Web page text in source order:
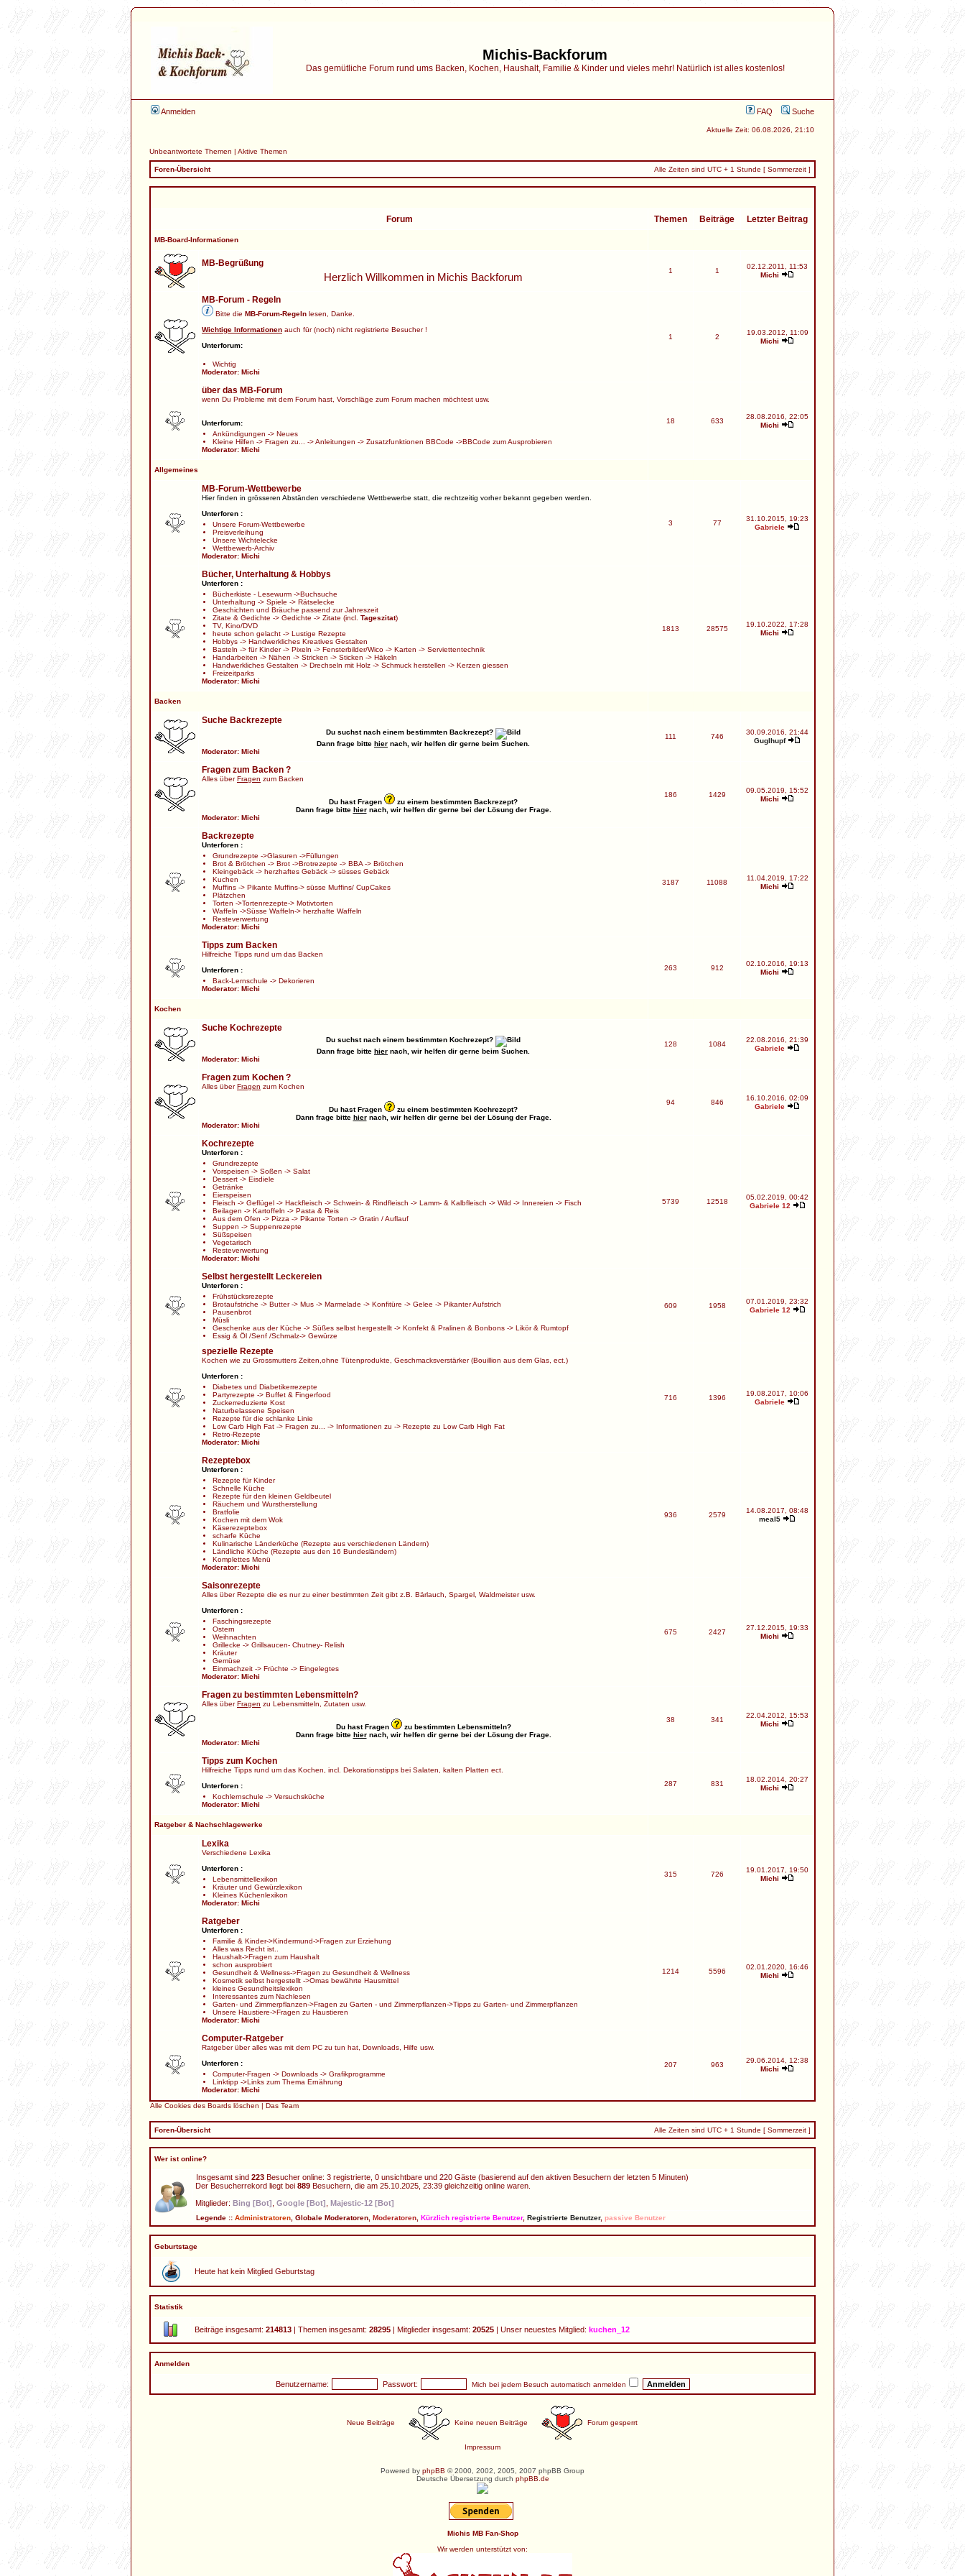
Michis-Backforum
Das gemütliche Forum rund ums Backen, Kochen, Haushalt, Familie & Kinder und vieles mehr! Natürlich ist alles kostenlos!
Anmelden FAQ Suche
Aktuelle Zeit: 06.08.2026, 21:10
Unbeantwortete Themen | Aktive Themen
Foren-Übersicht Alle Zeiten sind UTC + 1 Stunde [ Sommerzeit ]
Forum Themen Beiträge Letzter Beitrag
MB-Board-Informationen
MB-Begrüßung
Herzlich Willkommen in Michis Backforum
1 1
02.12.2011, 11:53
Michi
MB-Forum - Regeln
Bitte die MB-Forum-Regeln lesen, Danke.
Wichtige Informationen auch für (noch) nicht registrierte Besucher !
Unterforum:
Wichtig
Moderator: Michi
1 2
19.03.2012, 11:09
Michi
über das MB-Forum
wenn Du Probleme mit dem Forum hast, Vorschläge zum Forum machen möchtest usw.
Unterforum:
Ankündigungen -> Neues
Kleine Hilfen -> Fragen zu... ->Anleitungen -> Zusatzfunktionen BBCode ->BBCode zum Ausprobieren
Moderator: Michi
18 633
28.08.2016, 22:05
Michi
Allgemeines
MB-Forum-Wettbewerbe
Hier finden in grösseren Abständen verschiedene Wettbewerbe statt, die rechtzeitig vorher bekannt gegeben werden.
Unterforen :
Unsere Forum-Wettbewerbe
Preisverleihung
Unsere Wichtelecke
Wettbewerb-Archiv
Moderator: Michi
3 77
31.10.2015, 19:23
Gabriele
Bücher, Unterhaltung & Hobbys
Unterforen :
Bücherkiste - Lesewurm ->Buchsuche
Unterhaltung -> Spiele -> Rätselecke
Geschichten und Bräuche passend zur Jahreszeit
Zitate & Gedichte -> Gedichte -> Zitate (incl. Tageszitat)
TV, Kino/DVD
heute schon gelacht -> Lustige Rezepte
Hobbys -> Handwerkliches Kreatives Gestalten
Basteln -> für Kinder-> Pixeln -> Fensterbilder/Wico -> Karten -> Serviettentechnik
Handarbeiten -> Nähen -> Stricken -> Sticken -> Häkeln
Handwerkliches Gestalten -> Drechseln mit Holz -> Schmuck herstellen -> Kerzen giessen
Freizeitparks
Moderator: Michi
1813 28575
19.10.2022, 17:28
Michi
Backen
Suche Backrezepte
Du suchst nach einem bestimmten Backrezept?
Dann frage bitte hier nach, wir helfen dir gerne beim Suchen.
Moderator: Michi
111 746
30.09.2016, 21:44
Guglhupf
Fragen zum Backen ?
Alles überFragen zum Backen
Du hast Fragen
zu einem bestimmten Backrezept?
Dann frage bitte hiernach, wir helfen dir gerne bei der Lösung der Frage.
Moderator: Michi
186 1429
09.05.2019, 15:52
Michi
Backrezepte
Unterforen :
Grundrezepte ->Glasuren ->Füllungen
Brot & Brötchen -> Brot ->Brotrezepte -> BBA -> Brötchen
Kleingebäck -> herzhaftes Gebäck -> süsses Gebäck
Kuchen
Muffins -> Pikante Muffins-> süsse Muffins/ CupCakes
Plätzchen
Torten ->Tortenrezepte-> Motivtorten
Waffeln ->Süsse Waffeln-> herzhafte Waffeln
Resteverwertung
Moderator: Michi
3187 11088
11.04.2019, 17:22
Michi
Tipps zum Backen
Hilfreiche Tipps rund um das Backen
Unterforen :
Back-Lernschule -> Dekorieren
Moderator: Michi
263 912
02.10.2016, 19:13
Michi
Kochen
Suche Kochrezepte
Du suchst nach einem bestimmten Kochrezept?
Dann frage bitte hier nach, wir helfen dir gerne beim Suchen.
Moderator: Michi
128 1084
22.08.2016, 21:39
Gabriele
Fragen zum Kochen ?
Alles überFragen zum Kochen
Du hast Fragen
zu einem bestimmten Kochrezept?
Dann frage bitte hiernach, wir helfen dir gerne bei der Lösung der Frage.
Moderator: Michi
94 846
16.10.2016, 02:09
Gabriele
Kochrezepte
Unterforen :
Grundrezepte
Vorspeisen -> Soßen -> Salat
Dessert -> Eisdiele
Getränke
Eierspeisen
Fleisch -> Geflügel -> Hackfleisch -> Schwein- & Rindfleisch -> Lamm- & Kalbfleisch -> Wild -> Innereien -> Fisch
Beilagen -> Kartoffeln -> Pasta & Reis
Aus dem Ofen -> Pizza -> Pikante Torten -> Gratin / Auflauf
Suppen -> Suppenrezepte
Süßspeisen
Vegetarisch
Resteverwertung
Moderator: Michi
5739 12518
05.02.2019, 00:42
Gabriele 12
Selbst hergestellt Leckereien
Unterforen :
Frühstücksrezepte
Brotaufstriche -> Butter-> Mus -> Marmelade -> Konfitüre -> Gelee -> Pikanter Aufstrich
Pausenbrot
Müsli
Geschenke aus der Küche -> Süßes selbst hergestellt -> Konfekt & Pralinen & Bonbons -> Likör & Rumtopf
Essig & Öl /Senf /Schmalz-> Gewürze
609 1958
07.01.2019, 23:32
Gabriele 12
spezielle Rezepte
Kochen wie zu Grossmutters Zeiten,ohne Tütenprodukte, Geschmacksverstärker (Bouillion aus dem Glas, ect.)
Unterforen :
Diabetes und Diabetikerrezepte
Partyrezepte -> Buffet & Fingerfood
Zuckerreduzierte Kost
Naturbelassene Speisen
Rezepte für die schlanke Linie
Low Carb High Fat -> Fragen zu... -> Informationen zu -> Rezepte zu Low Carb High Fat
Retro-Rezepte
Moderator: Michi
716 1396
19.08.2017, 10:06
Gabriele
Rezeptebox
Unterforen :
Rezepte für Kinder
Schnelle Küche
Rezepte für den kleinen Geldbeutel
Räuchern und Wurstherstellung
Bratfolie
Kochen mit dem Wok
Käserezeptebox
scharfe Küche
Kulinarische Länderküche (Rezepte aus verschiedenen Ländern)
Ländliche Küche (Rezepte aus den 16 Bundesländern)
Komplettes Menü
Moderator: Michi
936 2579
14.08.2017, 08:48
meal5
Saisonrezepte
Alles über Rezepte die es nur zu einer bestimmten Zeit gibt z.B. Bärlauch, Spargel, Waldmeister usw.
Unterforen :
Faschingsrezepte
Ostern
Weihnachten
Grillecke -> Grillsaucen- Chutney- Relish
Kräuter
Gemüse
Einmachzeit -> Früchte -> Eingelegtes
Moderator: Michi
675 2427
27.12.2015, 19:33
Michi
Fragen zu bestimmten Lebensmitteln?
Alles überFragen zu Lebensmitteln, Zutaten usw.
Du hast Fragen
zu bestimmten Lebensmitteln?
Dann frage bitte hiernach, wir helfen dir gerne bei der Lösung der Frage.
Moderator: Michi
38 341
22.04.2012, 15:53
Michi
Tipps zum Kochen
Hilfreiche Tipps rund um das Kochen, incl. Dekorationstipps bei Salaten, kalten Platten ect.
Unterforen :
Kochlernschule -> Versuchsküche
Moderator: Michi
287 831
18.02.2014, 20:27
Michi
Ratgeber & Nachschlagewerke
Lexika
Verschiedene Lexika
Unterforen :
Lebensmittellexikon
Kräuter und Gewürzlexikon
Kleines Küchenlexikon
Moderator: Michi
315 726
19.01.2017, 19:50
Michi
Ratgeber
Unterforen :
Familie & Kinder->Kindermund->Fragen zur Erziehung
Alles was Recht ist..
Haushalt->Fragen zum Haushalt
schon ausprobiert
Gesundheit & Wellness->Fragen zu Gesundheit & Wellness
Kosmetik selbst hergestellt ->Omas bewährte Hausmittel
kleines Gesundheitslexikon
Interessantes zum Nachlesen
Garten- und Zimmerpflanzen->Fragen zu Garten - und Zimmerpflanzen->Tipps zu Garten- und Zimmerpflanzen
Unsere Haustiere->Fragen zu Haustieren
Moderator: Michi
1214 5596
02.01.2020, 16:46
Michi
Computer-Ratgeber
Ratgeber über alles was mit dem PC zu tun hat, Downloads, Hilfe usw.
Unterforen :
Computer-Fragen -> Downloads -> Grafikprogramme
Linktipp ->Links zum Thema Ernährung
Moderator: Michi
207 963
29.06.2014, 12:38
Michi
Alle Cookies des Boards löschen | Das Team
Foren-Übersicht Alle Zeiten sind UTC + 1 Stunde [ Sommerzeit ]
Wer ist online?
Insgesamt sind 223 Besucher online: 3 registrierte, 0 unsichtbare und 220 Gäste (basierend auf den aktiven Besuchern der letzten 5 Minuten)
Der Besucherrekord liegt bei 889 Besuchern, die am 25.10.2025, 23:39 gleichzeitig online waren.
Mitglieder: Bing [Bot] Google [Bot] Majestic-12 [Bot]
Legende :: Administratoren Globale Moderatoren Moderatoren Kürzlich registrierte Benutzer, Registrierte Benutzer, passive Benutzer
Geburtstage
Heute hat kein Mitglied Geburtstag
Statistik
Beiträge insgesamt: 214813 | Themen insgesamt: 28295 | Mitglieder insgesamt: 20525 | Unser neuestes Mitglied: kuchen_12
Anmelden
Benutzername: Passwort: Mich bei jedem Besuch automatisch anmelden
Neue Beiträge Keine neuen Beiträge Forum gesperrt
Impressum
Powered by phpBB © 2000, 2002, 2005, 2007 phpBB Group
Deutsche Übersetzung durch phpBB.de
Michis MB Fan-Shop
Wir werden unterstützt von: